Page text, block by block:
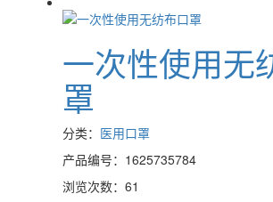
一次性使用无
罩
分类： 医用口罩
产品编号：1625735784
浏览次数：61